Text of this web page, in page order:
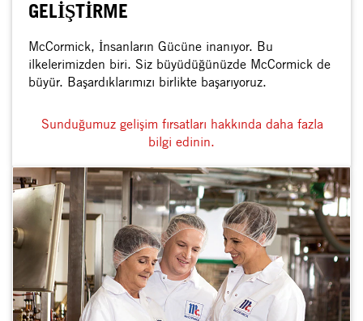
GELİŞTİRME
McCormick, İnsanların Gücüne inanıyor. Bu
ilkelerimizden biri. Siz büyüdüğünüzde McCormick de
büyür. Başardıklarımızı birlikte başarıyoruz.
Sunduğumuz gelişim fırsatları hakkında daha fazla
bilgi edinin.